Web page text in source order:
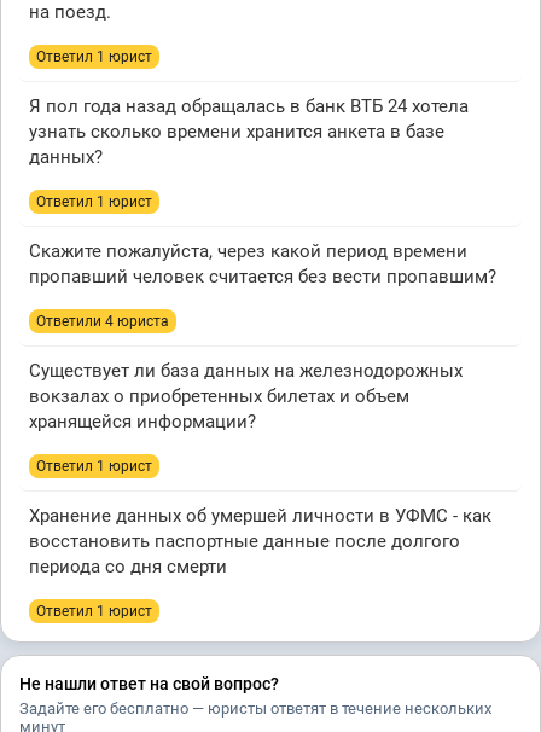
на поезд.
Ответил 1 юрист
Я пол года назад обращалась в банк ВТБ 24 хотела
узнать сколько времени хранится анкета в базе
данных?
Ответил 1 юрист
Скажите пожалуйста, через какой период времени
пропавший человек считается без вести пропавшим?
Ответили 4 юристa
Существует ли база данных на железнодорожных
вокзалах о приобретенных билетах и объем
хранящейся информации?
Ответил 1 юрист
Хранение данных об умершей личности в УФМС - как
восстановить паспортные данные после долгого
периода со дня смерти
Ответил 1 юрист
Не нашли ответ на свой вопрос?
Задайте его бесплатно — юристы ответят в течение нескольких
минут